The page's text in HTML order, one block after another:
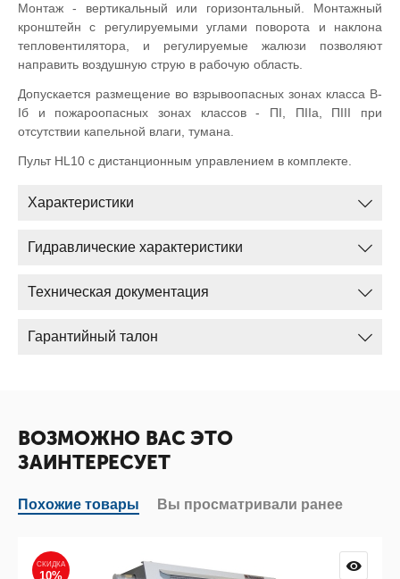
Монтаж - вертикальный или горизонтальный. Монтажный
кронштейн с регулируемыми углами поворота и наклона
тепловентилятора, и регулируемые жалюзи позволяют
направить воздушную струю в рабочую область.
Допускается размещение во взрывоопасных зонах класса В-
Iб и пожароопасных зонах классов - ПI, ПIIа, ПIII при
отсутствии капельной влаги, тумана.
Пульт HL10 с дистанционным управлением в комплекте.
Характеристики
Гидравлические характеристики
Техническая документация
Гарантийный талон
ВОЗМОЖНО ВАС ЭТО
ЗАИНТЕРЕСУЕТ
Похожие товары Вы просматривали ранее
СКИДКА
10%